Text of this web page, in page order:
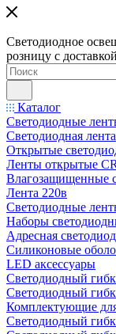
Светодиодное
розницу с
Каталог
Светодиодные
Светодиодная
Открытые
Ленты открытые
Влагозащищенные
Лента 220в
Светодиодные
Наборы
Адресная
Силиконовые
LED аксессуары
Светодиодный
Светодиодный
Комплектующие
Светодиодный